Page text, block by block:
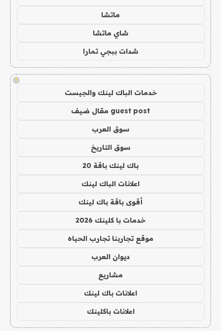
ماتشا
شاي ماتشا
شدات ببجي تمارا
!
خدمات الباك لينك والجيست
guest post مقال ضيف
سوق العرب
سوق التاريخ
باك لينك باقة 20
اعلانات الباك لينك
أقوى باقة باك لينك
خدمات با كلينك 2026
موقع تجاربنا تجارب الحياه
ديوان العرب
مشاريع
اعلانات باك لينك
اعلانات باكلينك